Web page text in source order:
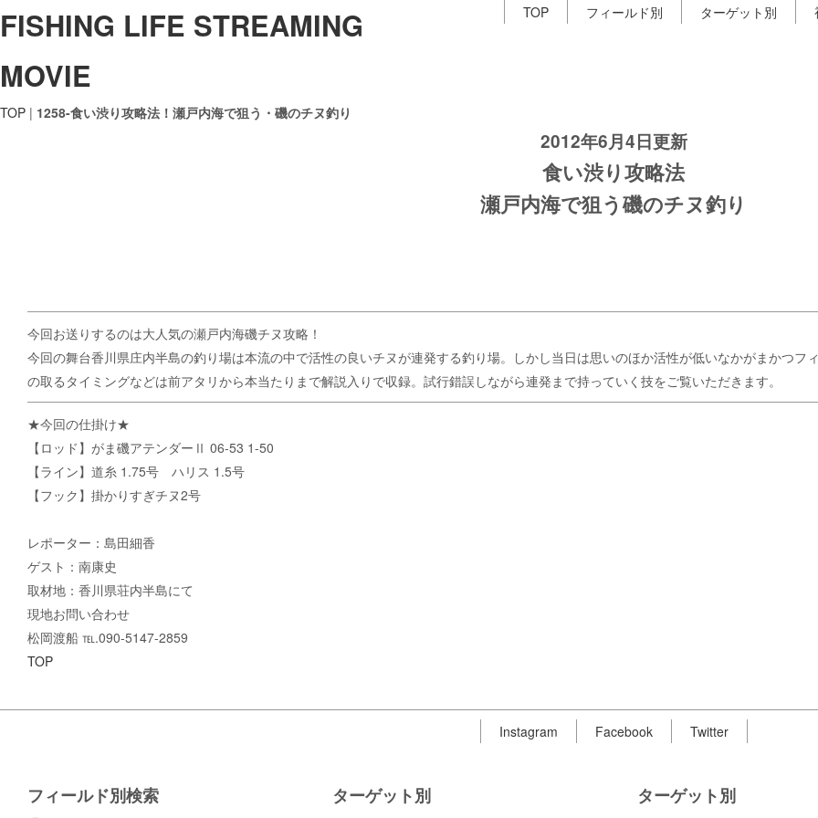
FISHING LIFE STREAMING
MOVIE
TOP フィールド別 ターゲット別
TOP | 1258-食い渋り攻略法！瀬戸内海で狙う・磯のチヌ釣り
2012年6月4日更新
食い渋り攻略法
瀬戸内海で狙う磯のチヌ釣り
今回お送りするのは大人気の瀬戸内海磯チヌ攻略！
今回の舞台香川県庄内半島の釣り場は本流の中で活性の良いチヌが連発する釣り場。しかし当日は思いのほか活性が低いなかがまかつ
の取るタイミングなどは前アタリから本当たりまで解説入りで収録。試行錯誤しながら連発まで持っていく技をご覧いただきます。
★今回の仕掛け★
【ロッド】がま磯アテンダーⅡ 06-53 1-50
【ライン】道糸 1.75号 ハリス 1.5号
【フック】掛かりすぎチヌ2号
レポーター：島田細香
ゲスト：南康史
取材地：香川県荘内半島にて
現地お問い合わせ
松岡渡船 ℡.090-5147-2859
TOP
Instagram Facebook Twitter
フィールド別検索 ターゲット別 ターゲット別